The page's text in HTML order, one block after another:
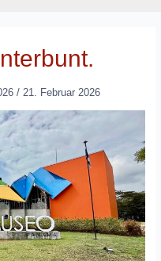
/ 21. Februar 2026